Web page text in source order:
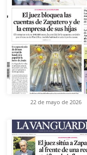
22 de mayo de 2026